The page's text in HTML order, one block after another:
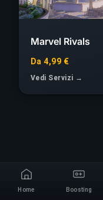
Marvel Rivals
Da 4,99 €
Vedi Servizi →
Home Boosting